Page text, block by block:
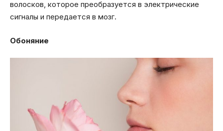
волосков, которое преобразуется в электрические
сигналы и передается в мозг.
Обоняние